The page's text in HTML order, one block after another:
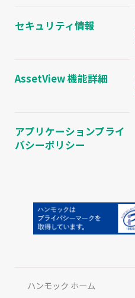
セキュリティ情報
AssetView 機能詳細
アプリケーションプライ
バシーポリシー
ハンモック ホーム